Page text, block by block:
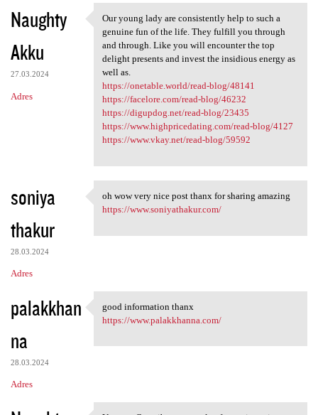
Naughty
Akku
27.03.2024
Adres
Our young lady are
Our young lady are consistently help to such a
genuine fun of the life. They fulfill you through
and through. Like you will encounter the top
delight presents and invest the insidious energy as
well as.
https://onetable.world/read-blog/48141
https://facelore.com/read-blog/46232
https://digupdog.net/read-blog/23435
https://www.highpricedating.com/read-blog/4127
https://www.vkay.net/read-blog/59592
soniya
thakur
28.03.2024
Adres
oh wow very nice post thanx
oh wow very nice post thanx for sharing amazing
https://www.soniyathakur.com/
palakkhan
na
28.03.2024
Adres
good information thanx
good information thanx
https://www.palakkhanna.com/